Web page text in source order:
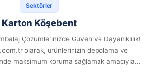
Sektörler
Karton Köşebent
Çözümlerinizde Güven ve Dayanıklılık!
olarak, ürünlerinizin depolama ve
maksimum koruma sağlamak amacıyla